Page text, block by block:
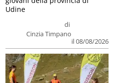
di
Cinzia Timpano
il 08/08/2026
Udine